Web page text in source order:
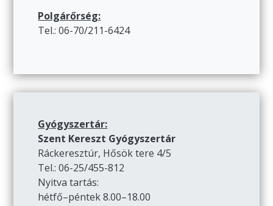
Polgárőrség:
Tel.: 06-70/211-6424
Gyógyszertár:
Szent Kereszt Gyógyszertár
Ráckeresztúr, Hősök tere 4/5
Tel.: 06-25/455-812
Nyitva tartás:
hétfő–péntek 8.00–18.00